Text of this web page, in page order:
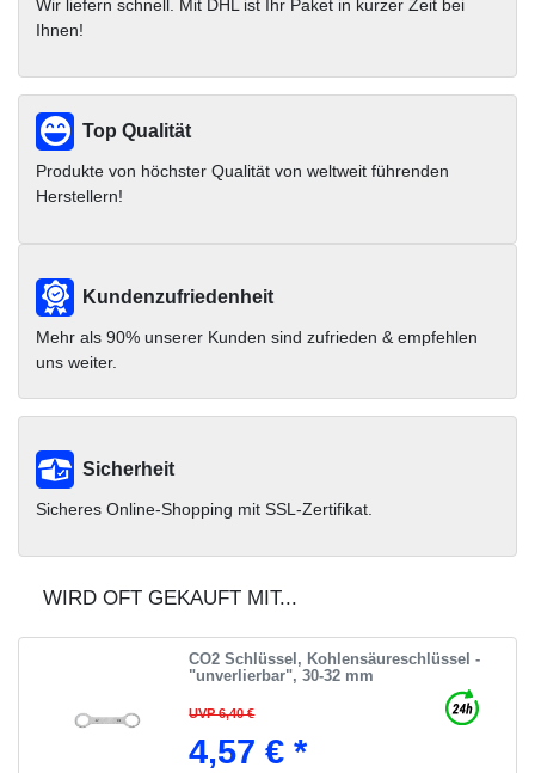
Wir liefern schnell. Mit DHL ist Ihr Paket in kurzer Zeit bei
Ihnen!
Top Qualität
Produkte von höchster Qualität von weltweit führenden
Herstellern!
Kundenzufriedenheit
Mehr als 90% unserer Kunden sind zufrieden & empfehlen
uns weiter.
Sicherheit
Sicheres Online-Shopping mit SSL-Zertifikat.
WIRD OFT GEKAUFT MIT...
CO2 Schlüssel, Kohlensäureschlüssel -
"unverlierbar", 30-32 mm
UVP 6,40 €
4,57 € *